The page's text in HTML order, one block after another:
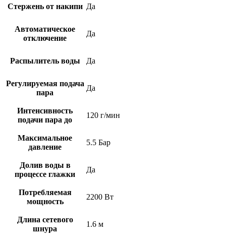
Стержень от накипи Да
Автоматическое
отключение
Да
Распылитель воды Да
Регулируемая подача
пара
Да
Интенсивность
подачи пара до
120 г/мин
Максимальное
давление
5.5 Бар
Долив воды в
процессе глажки
Да
Потребляемая
мощность
2200 Вт
Длина сетевого
шнура
1.6 м